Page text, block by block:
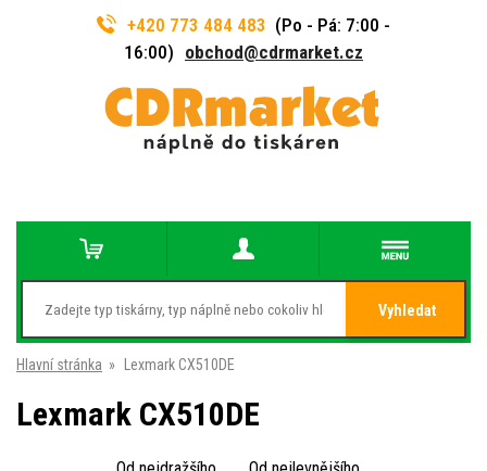
+420 773 484 483 (Po - Pá: 7:00 -
16:00) obchod@cdrmarket.cz
Vyhledat
Hlavní stránka » Lexmark CX510DE
Lexmark CX510DE